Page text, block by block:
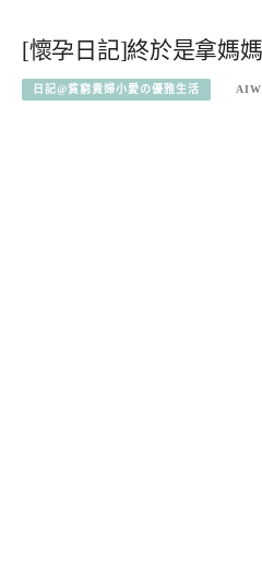
[懷孕日記]終於是拿媽
日記@貧窮貴婦小愛の優雅生活